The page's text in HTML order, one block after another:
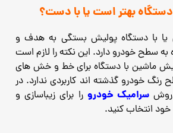
بهتر است یا با دست؟
با دستگاه پولیش بستگی به هدف و
به سطح خودرو دارد. این نکته را لازم است
ماشین با دستگاه برای خط و خش های
خودرو گذشته اند کاربردی ندارد. در
روش سرامیک خودرو را برای زیباسازی و
انتخاب کنید.